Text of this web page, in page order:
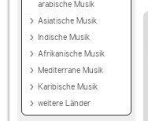
arabische Musik
Asiatische Musik
Indische Musik
Afrikanische Musik
Mediterrane Musik
Karibische Musik
weitere Länder